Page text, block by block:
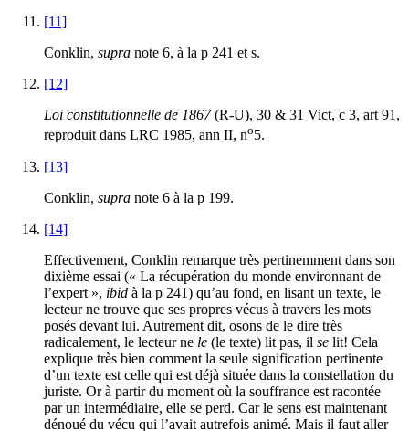
[11]
Conklin, supra note 6, à la p 241 et s.
[12]
Loi constitutionnelle de 1867(R-U), 30 & 31 Vict, c 3, art 91,
reproduit dans LRC 1985, ann II, no5.
[13]
Conklin, supra note 6 à la p 199.
[14]
Effectivement, Conklin remarque très pertinemment dans son
dixième essai (« La récupération du monde environnant de
l’expert », ibid à la p 241) qu’au fond, en lisant un texte, le
lecteur ne trouve que ses propres vécus à travers les mots
posés devant lui. Autrement dit, osons de le dire très
radicalement, le lecteur ne le (le texte) lit pas, il se lit! Cela
explique très bien comment la seule signification pertinente
d’un texte est celle qui est déjà située dans la constellation du
juriste. Or à partir du moment où la souffrance est racontée
par un intermédiaire, elle se perd. Car le sens est maintenant
dénoué du vécu qui l’avait autrefois animé. Mais il faut aller